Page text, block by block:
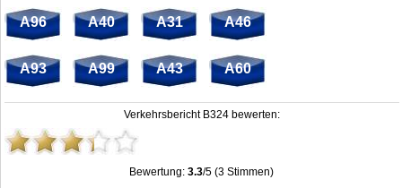
A96 A40 A31 A46
A93 A99 A43 A60
Verkehrsbericht B324 bewerten:
Bewertung:3.3/5 (3 Stimmen)